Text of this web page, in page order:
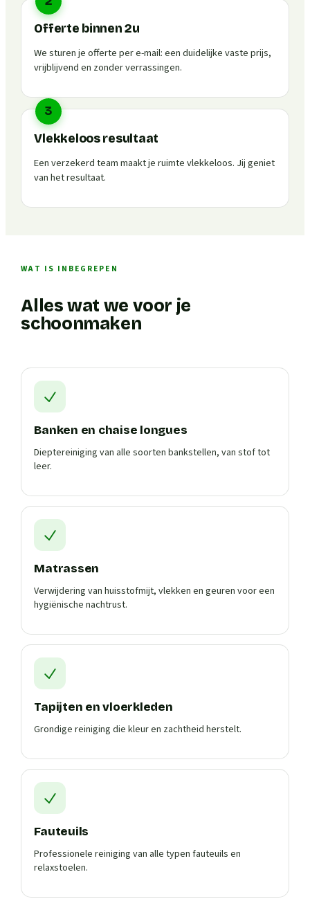
Offerte binnen 2u
We sturen je offerte per e-mail: een duidelijke vaste prijs,
vrijblijvend en zonder verrassingen.
3
Vlekkeloos resultaat
Een verzekerd team maakt je ruimte vlekkeloos. Jij geniet
van het resultaat.
WAT IS INBEGREPEN
Alles wat we voor je
schoonmaken
Banken en chaise longues
Dieptereiniging van alle soorten bankstellen, van stof tot
leer.
Matrassen
Verwijdering van huisstofmijt, vlekken en geuren voor een
hygiënische nachtrust.
Tapijten en vloerkleden
Grondige reiniging die kleur en zachtheid herstelt.
Fauteuils
Professionele reiniging van alle typen fauteuils en
relaxstoelen.